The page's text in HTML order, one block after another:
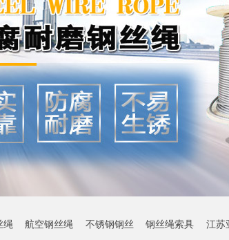
绳 航空钢丝绳 不锈钢钢丝 钢丝绳索具 江苏